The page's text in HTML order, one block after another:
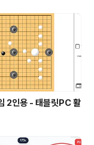
2인용 - 태블릿PC 활